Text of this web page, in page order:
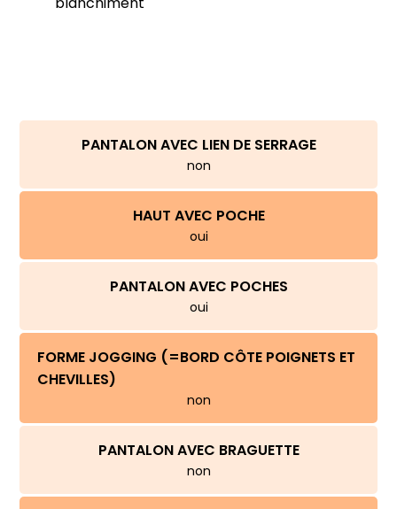
PANTALON AVEC LIEN DE SERRAGE
non
HAUT AVEC POCHE
oui
PANTALON AVEC POCHES
oui
FORME JOGGING (=BORD CÔTE POIGNETS ET
CHEVILLES)
non
PANTALON AVEC BRAGUETTE
non